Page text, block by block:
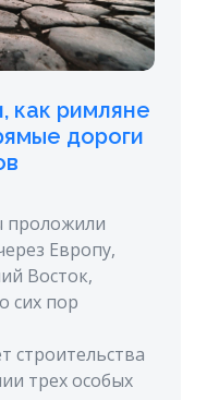
как римляне
дороги
проложили
Европу,
Восток,
сих пор
строительства
трех особых